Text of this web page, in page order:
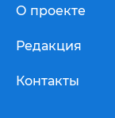
О проекте
Редакция
Контакты